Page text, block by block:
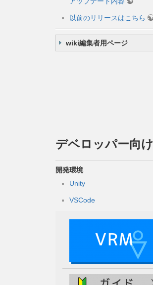
以前のリリースはこちら
wiki編集者用ページ
デベロッパー向け
開発環境
Unity
VSCode